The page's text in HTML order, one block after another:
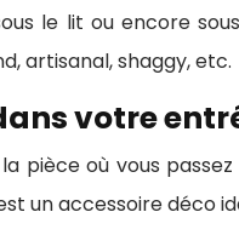
le lit ou encore
artisanal, shaggy, etc.
votre
pièce où vous
un accessoire déco